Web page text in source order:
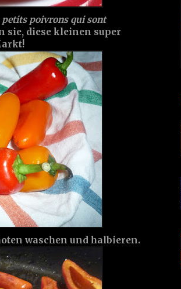
petits poivrons qui sont
diese kleinen super
waschen und halbieren.